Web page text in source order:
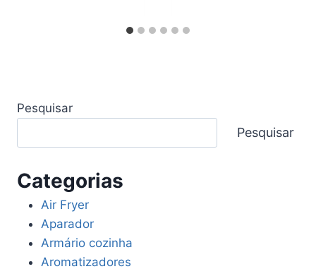
Pesquisar
Pesquisar
Categorias
Air Fryer
Aparador
Armário cozinha
Aromatizadores